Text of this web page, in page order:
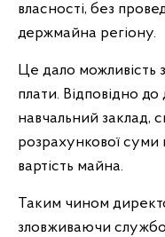
власності, без
держмайна регіону.
Це дало можливість
плати. Відповідно
навчальний заклад,
розрахункової суми
вартість майна.
Таким чином
зловживаючи